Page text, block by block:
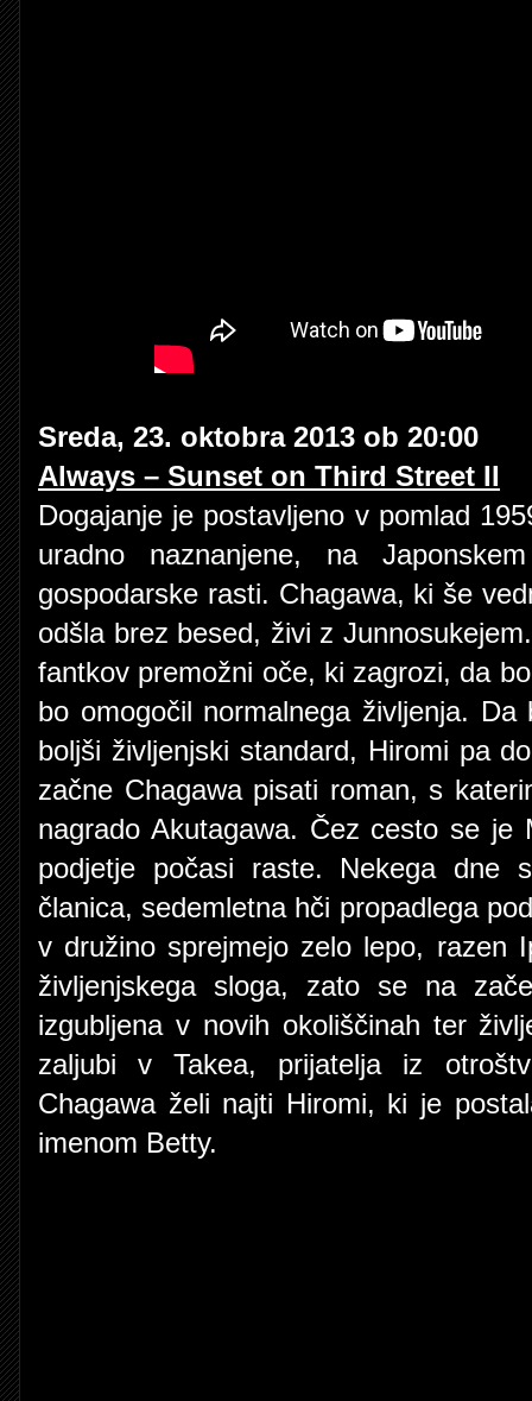
Sreda, 23. oktobra 2013 ob 20:00
Always – Sunset on Third Street II
Dogajanje je postavljeno v pomlad
uradno naznanjene, na
gospodarske rasti. Chagawa, ki še
odšla brez besed, živi z
fantkov premožni oče, ki zagrozi, da
bo omogočil normalnega življenja.
boljši življenjski standard, Hiromi pa
začne Chagawa pisati roman, s
nagrado Akutagawa. Čez cesto se je
podjetje počasi raste. Nekega dne
članica, sedemletna hči propadlega
v družino sprejmejo zelo lepo, razen
življenjskega sloga, zato se na
izgubljena v novih okoliščinah ter
zaljubi v Takea, prijatelja iz
Chagawa želi najti Hiromi, ki je
imenom Betty.